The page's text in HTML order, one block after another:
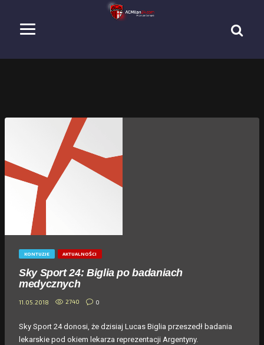
KONTUZJE AKTUALNOŚCI
Sky Sport 24: Biglia po badaniach
medycznych
11.05.2018 2740 0
Sky Sport 24 donosi, że dzisiaj Lucas Biglia przeszedł badania
lekarskie pod okiem lekarza reprezentacji Argentyny.